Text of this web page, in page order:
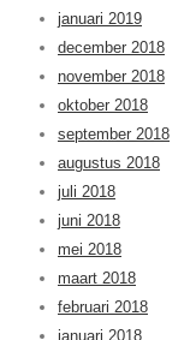
januari 2019
december 2018
november 2018
oktober 2018
september 2018
augustus 2018
juli 2018
juni 2018
mei 2018
maart 2018
februari 2018
januari 2018